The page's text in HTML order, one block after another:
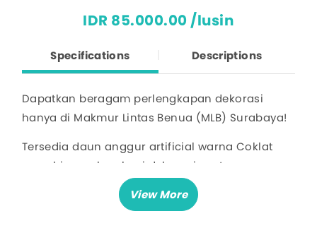
IDR 85.000.00 /lusin
Specifications Descriptions
Dapatkan beragam perlengkapan dekorasi
hanya di Makmur Lintas Benua (MLB) Surabaya!
Tersedia daun anggur artificial warna Coklat
yang bisa melengkapi dekorasi pesta maupun
dekorasi acara spesial lainnya.
Tunggu apa lagi? Pesan sekarang di MLB